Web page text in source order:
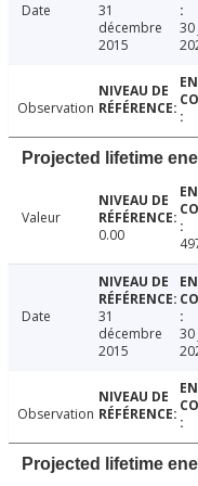
Date
31
décembre
2015
30
Observation
Projected lifetime
Valeur
0.00
Date
31
décembre
2015
30
Observation
Projected lifetime